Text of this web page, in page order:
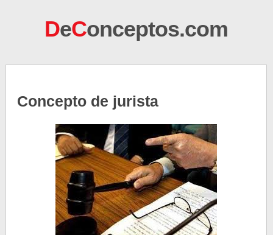
DeConceptos.com
Concepto de jurista